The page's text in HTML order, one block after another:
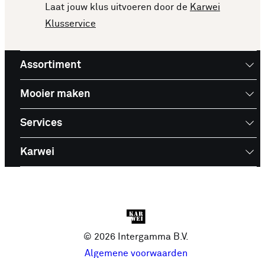
Laat jouw klus uitvoeren door de Karwei
Klusservice
Assortiment
Mooier maken
Services
Karwei
© 2026 Intergamma B.V.
Algemene voorwaarden